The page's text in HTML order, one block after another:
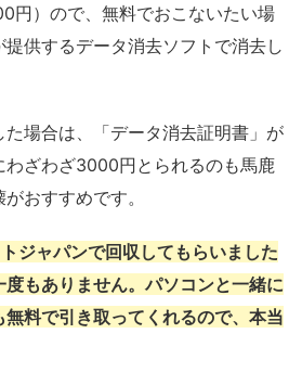
円）ので、無料でおこないたい場
供するデータ消去ソフトで消去し
場合は、「データ消去証明書」が
わざわざ3000円とられるのも馬鹿
おすすめです。
ジャパンで回収してもらいました
もありません。パソコンと一緒に
料で引き取ってくれるので、本当